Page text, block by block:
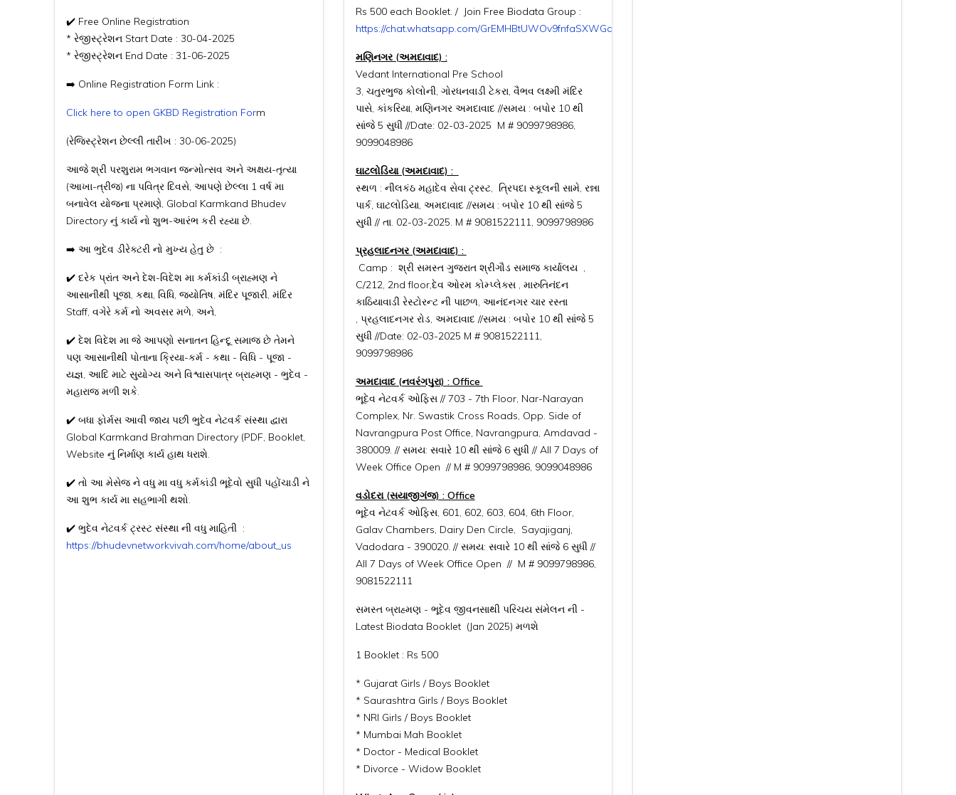
✔️ Free Online Registration
* રેજીસ્ટ્રેશન Start Date : 30-04-2025
* રેજીસ્ટ્રેશન End Date : 31-06-2025
➡️ Online Registration Form Link :
Click here to open GKBD Registration Form
(રેજિસ્ટ્રેશન છેલ્લી તારીખ : 30-06-2025)
આજે શ્રી પરશુરામ ભગવાન જન્મોત્સવ અને અક્ષય-તૃત્યા
(આખા-ત્રીજ) ના પવિત્ર દિવસે, આપણે છેલ્લા 1 વર્ષ મા
બનાવેલ યોજના પ્રમાણે, Global Karmkand Bhudev
Directory નું કાર્ય નો શુભ-આરંભ કરી રહ્યા છે.
➡️ આ ભુદેવ ડીરેક્ટરી નો મુખ્ય હેતુ છે :
✔️ દરેક પ્રાંત અને દેશ-વિદેશ મા કર્મકાંડી બ્રાહ્મણ ને
આસાનીથી પૂજા, કથા, વિધિ, જ્યોતિષ, મંદિર પૂજારી, મંદિર
Staff, વગેરે કર્મ નો અવસર મળે, અને,
✔️ દેશ વિદેશ મા જે આપણો સનાતન હિન્દૂ સમાજ છે તેમને
પણ આસાનીથી પોતાના ક્રિયા-કર્મ - કથા - વિધિ - પૂજા -
યજ્ઞ, આદિ માટે સુયોગ્ય અને વિશ્વાસપાત્ર બ્રાહ્મણ - ભુદેવ -
મહારાજ મળી શકે.
✔️ બધા ફોર્મસ આવી જાય પછી ભુદેવ નેટવર્ક સંસ્થા દ્વારા
Global Karmkand Brahman Directory (PDF, Booklet,
Website નું નિર્માણ કાર્ય હાથ ધરાશે.
✔️ તો આ મેસેજ ને વધુ મા વધુ કર્મકાંડી ભૂદેવો સુધી પહોંચાડી ને
આ શુભ કાર્ય મા સહભાગી થશો.
✔️ ભુદેવ નેટવર્ક ટ્રસ્ટ સંસ્થા ની વધુ માહિતી :
https://bhudevnetworkvivah.com/home/about_us
Rs 500 each Booklet. / Join Free Biodata Group :
https://chat.whatsapp.com/GrEMHBtUWOv9fnfaSXWGdX
મણિનગર (અમદાવાદ) :
Vedant International Pre School
3, ચતુરભુજ કોલોની, ગોરધનવાડી ટેકરા, વૈભવ લક્ષ્મી મંદિર
પાસે, કાંકરિયા, મણિનગર અમદાવાદ //સમય : બપોર 10 થી
સાંજે 5 સુધી //Date: 02-03-2025 M # 9099798986,
9099048986
ઘાટલોડિયા (અમદાવાદ) :
સ્થળ : નીલકંઠ મહાદેવ સેવા ટ્રસ્ટ, ત્રિપદા સ્કૂલની સામે, રન્ના
પાર્ક, ઘાટલોડિયા, અમદાવાદ //સમય : બપોર 10 થી સાંજે 5
સુધી // તા. 02-03-2025. M # 9081522111, 9099798986
પ્રહલાદનગર (અમદાવાદ) :
Camp : શ્રી સમસ્ત ગુજરાત શ્રીગૌડ સમાજ કાર્યાલય ,
C/212, 2nd floor,દેવ ઓરમ કોમ્પ્લેક્સ , મારુતિનંદન
કાઠિયાવાડી રેસ્ટોરન્ટ ની પાછળ, આનંદનગર ચાર રસ્તા
, પ્રહલાદનગર રોડ, અમદાવાદ //સમય : બપોર 10 થી સાંજે 5
સુધી //Date: 02-03-2025 M # 9081522111,
9099798986
અમદાવાદ (નવરંગપુરા) : Office
ભૂદેવ નેટવર્ક ઓફિસ // 703 - 7th Floor, Nar-Narayan
Complex, Nr. Swastik Cross Roads, Opp. Side of
Navrangpura Post Office, Navrangpura, Amdavad -
380009. // સમય: સવારે 10 થી સાંજે 6 સુધી // All 7 Days of
Week Office Open // M # 9099798986, 9099048986
વડોદરા (સયાજીગંજ) : Office
ભૂદેવ નેટવર્ક ઓફિસ, 601, 602, 603, 604, 6th Floor,
Galav Chambers, Dairy Den Circle, Sayajiganj,
Vadodara - 390020. // સમય: સવારે 10 થી સાંજે 6 સુધી //
All 7 Days of Week Office Open // M # 9099798986,
9081522111
સમસ્ત બ્રાહ્મણ - ભૂદેવ જીવનસાથી પરિચય સંમેલન ની -
Latest Biodata Booklet (Jan 2025) મળશે
1 Booklet : Rs 500
* Gujarat Girls / Boys Booklet
* Saurashtra Girls / Boys Booklet
* NRI Girls / Boys Booklet
* Mumbai Mah Booklet
* Doctor - Medical Booklet
* Divorce - Widow Booklet